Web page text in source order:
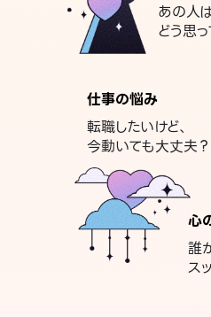
あの人
どう思
仕事の悩み
転職したいけど、
今動いても大丈夫？
心
誰
ス